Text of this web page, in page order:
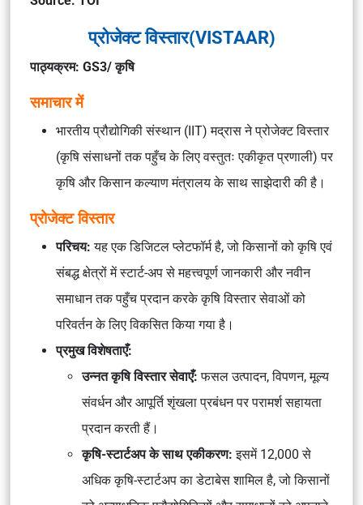
प्रोजेक्ट विस्तार(VISTAAR)
पाठ्यक्रम: GS3/ कृषि
समाचार में
भारतीय प्रौद्योगिकी संस्थान (IIT) मद्रास ने प्रोजेक्ट विस्तार
(कृषि संसाधनों तक पहुँच के लिए वस्तुतः एकीकृत प्रणाली) पर
कृषि और किसान कल्याण मंत्रालय के साथ साझेदारी की है।
प्रोजेक्ट विस्तार
परिचय:यह एक डिजिटल प्लेटफॉर्म है, जो किसानों को कृषि एवं
संबद्ध क्षेत्रों में स्टार्ट-अप से महत्त्वपूर्ण जानकारी और नवीन
समाधान तक पहुँच प्रदान करके कृषि विस्तार सेवाओं को
परिवर्तन के लिए विकसित किया गया है।
प्रमुख विशेषताएँ:
उन्नत कृषि विस्तार सेवाएँ:फसल उत्पादन, विपणन, मूल्य
संवर्धन और आपूर्ति शृंखला प्रबंधन पर परामर्श सहायता
प्रदान करती हैं।
कृषि-स्टार्टअप के साथ एकीकरण:इसमें 12,000 से
अधिक कृषि-स्टार्टअप का डेटाबेस शामिल है, जो किसानों